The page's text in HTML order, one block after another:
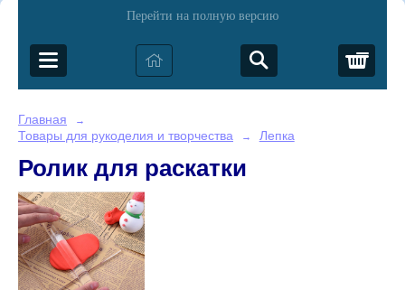
Перейти на полную версию
Главная →
Товары для рукоделия и творчества → Лепка
Ролик для раскатки